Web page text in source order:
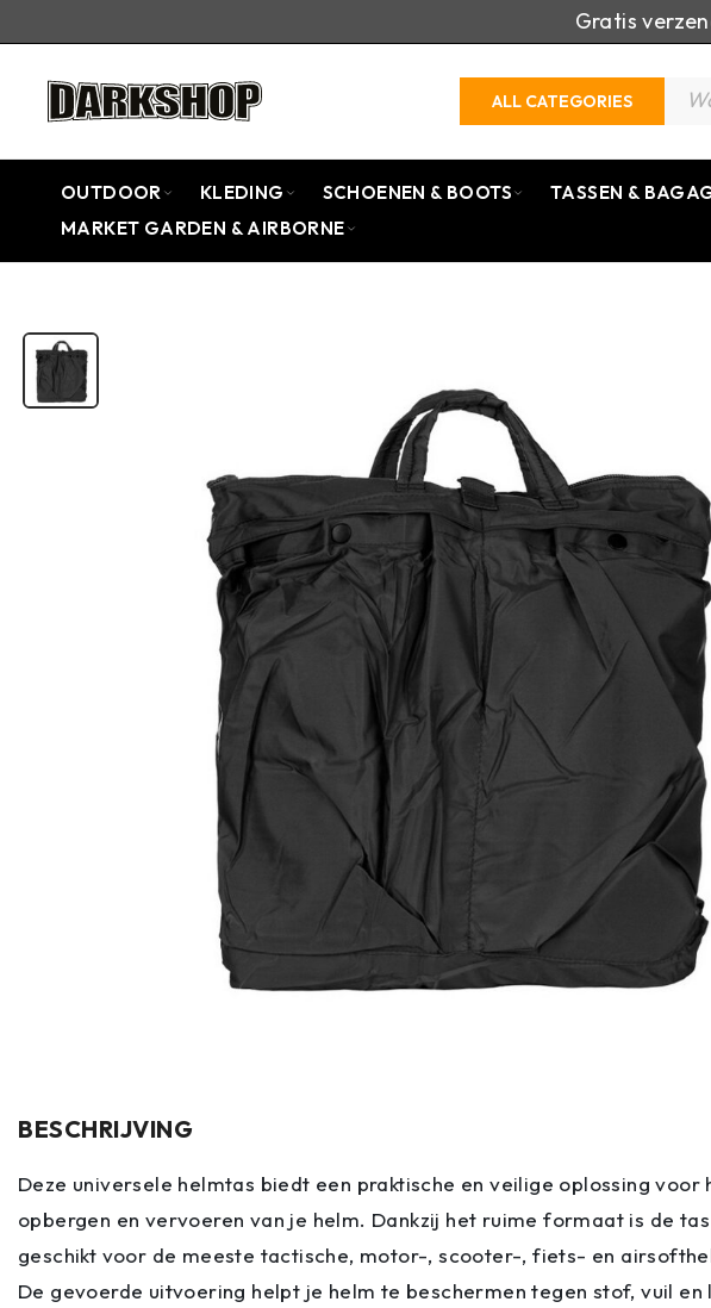
Gratis
ALL CATEGORIES
OUTDOOR KLEDING SCHOENEN & BOOTS TASSEN &
MARKET GARDEN & AIRBORNE
BESCHRIJVING
Deze universele helmtas biedt een praktische en veilige oplossing voor
opbergen en vervoeren van je helm. Dankzij het ruime formaat is de tas
geschikt voor de meeste tactische, motor-, scooter-, fiets- en
De gevoerde uitvoering helpt je helm te beschermen tegen stof, vuil en